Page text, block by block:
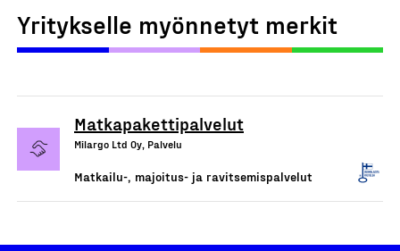
Yritykselle myönnetyt merkit
Matkapakettipalvelut
Milargo Ltd Oy, Palvelu
Matkailu-, majoitus- ja ravitsemispalvelut